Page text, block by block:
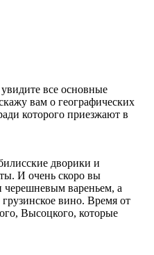
все основные
вам о географических
которого приезжают в
дворики и
И очень скоро вы
черешневым вареньем, а
вино. Время от
Высоцкого, которые